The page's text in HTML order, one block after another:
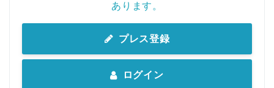
あります。
プレス登録
ログイン